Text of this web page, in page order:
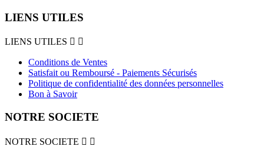
LIENS UTILES
LIENS UTILES  
Conditions de Ventes
Satisfait ou Remboursé - Paiements Sécurisés
Politique de confidentialité des données personnelles
Bon à Savoir
NOTRE SOCIETE
NOTRE SOCIETE  